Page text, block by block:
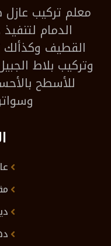
معلم تركيب
الدمام
القطيف
وتركيب بلاط
للأسطح